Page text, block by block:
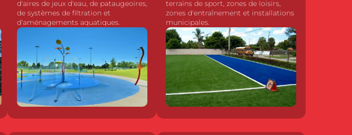
Aménagement extérieur
Inspection des terrains de jeux CSA
Planification et conception du site
Feuilles de palmier
Membrane géotextile
Équipement de fitness
Revêtement protecteur
d'aires de jeux d'eau, de pataugeoires,
de systèmes de filtration et
d'aménagements aquatiques.
terrains de sport, zones de loisirs,
zones d'entraînement et installations
municipales.